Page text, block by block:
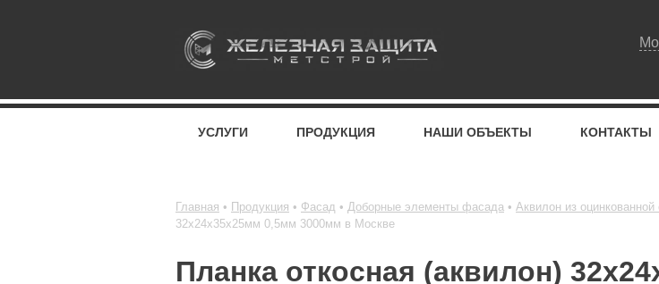
УСЛУГИ ПРОДУКЦИЯ НАШИ ОБЪЕКТЫ КОНТАКТЫ
Главная Продукция Фасад Доборные элементы фасада Аквилон из
32х24х35х25мм 0,5мм 3000мм в Москве
Планка откосная (аквилон)